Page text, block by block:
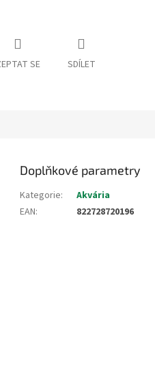
SE SDÍLET
Doplňkové parametry
Kategorie:
Akvária
EAN: 822728720196